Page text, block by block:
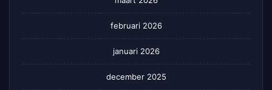
februari 2026
januari 2026
december 2025